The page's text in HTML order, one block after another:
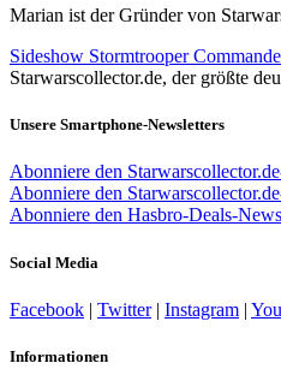
Marian ist der Gründer von
Sideshow Stormtrooper
Starwarscollector.de, der größte
Unsere Smartphone-Newsletters
Abonniere den
Abonniere den
Abonniere den Hasbro-Deals-
Social Media
Facebook | Twitter| Instagram |
Informationen